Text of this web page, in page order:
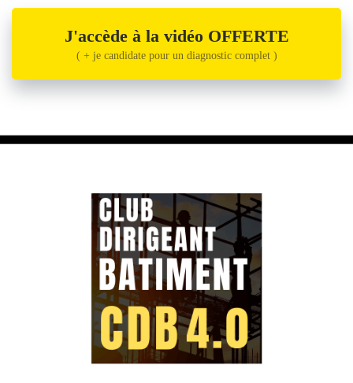
J'accède à la vidéo OFFERTE
( + je candidate pour un diagnostic complet )